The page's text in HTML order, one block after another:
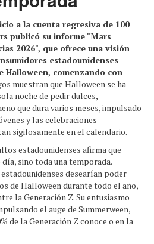
a la cuenta regresiva de 100
publicó su informe "Mars
2026", que ofrece una visión
estadounidenses
Halloween, comenzando con
muestran que Halloween se ha
noche de pedir dulces,
que dura varios meses, impulsado
y las celebraciones
sigilosamente en el calendario.
estadounidenses afirma que
sino toda una temporada.
desearían poder
de Halloween durante todo el año,
la Generación Z. Su entusiasmo
el auge de Summerween,
de la Generación Z conoce o en la